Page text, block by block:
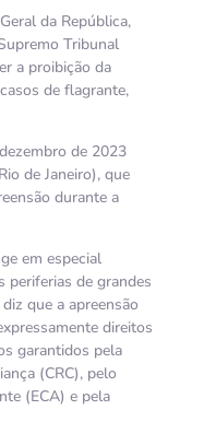
da República,
Tribunal
a proibição da
de flagrante,
de 2023
de Janeiro), que
durante a
em especial
periferias de grandes
que a apreensão
direitos
garantidos pela
(CRC), pelo
(ECA) e pela